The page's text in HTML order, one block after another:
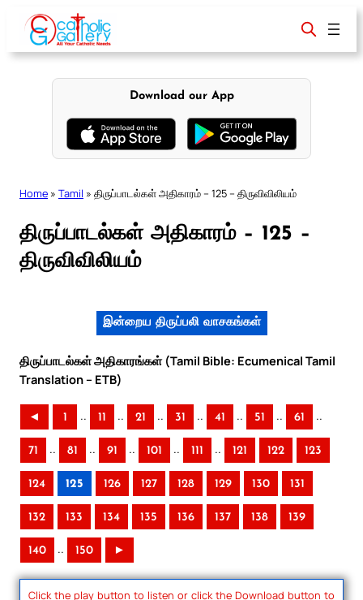
content
Download our App
Home » Tamil » திருப்பாடல்கள் அதிகாரம் – 125 – திருவிவிலியம்
திருப்பாடல்கள் அதிகாரம் – 125 –
திருவிவிலியம்
இன்றைய திருப்பலி வாசகங்கள்
திருப்பாடல்கள் அதிகாரங்கள் (Tamil Bible: Ecumenical Tamil
Translation – ETB)
◄ 1 .. 11 .. 21 .. 31 .. 41 .. 51 .. 61 ..
71 .. 81 .. 91 .. 101 .. 111 .. 121 122 123
124 125 126 127 128 129 130 131
132 133 134 135 136 137 138 139
140 .. 150 ►
Click the play button to listen or click the Download button to